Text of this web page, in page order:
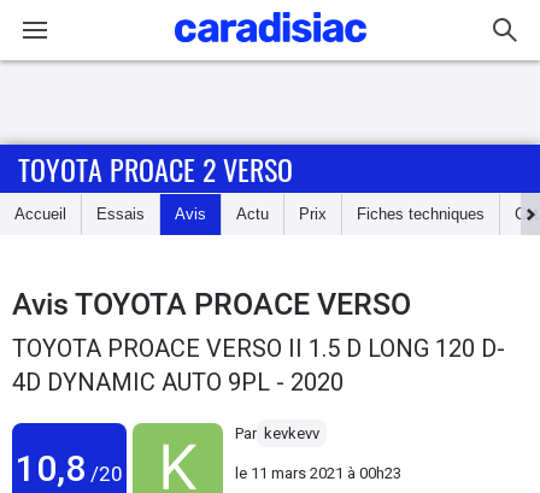
Accueil
Essais
Guide
d'achat
TOYOTA PROACE 2 VERSO
Accueil Essais Avis Actu Prix Fiches techniques
Avis TOYOTA PROACE VERSO
TOYOTA PROACE VERSO II 1.5 D LONG 120 D-
4D DYNAMIC AUTO 9PL - 2020
10,8 /20
Par kevkevv
le 11 mars 2021 à 00h23